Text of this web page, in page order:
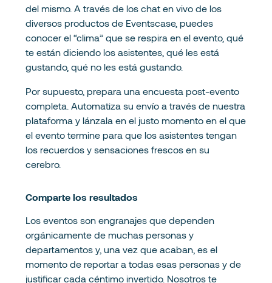
del mismo. A través de los chat en vivo de los
diversos productos de Eventscase, puedes
conocer el “clima” que se respira en el evento, qué
te están diciendo los asistentes, qué les está
gustando, qué no les está gustando.
Por supuesto, prepara una encuesta post-evento
completa. Automatiza su envío a través de nuestra
plataforma y lánzala en el justo momento en el que
el evento termine para que los asistentes tengan
los recuerdos y sensaciones frescos en su
cerebro.
Comparte los resultados
Los eventos son engranajes que dependen
orgánicamente de muchas personas y
departamentos y, una vez que acaban, es el
momento de reportar a todas esas personas y de
justificar cada céntimo invertido. Nosotros te